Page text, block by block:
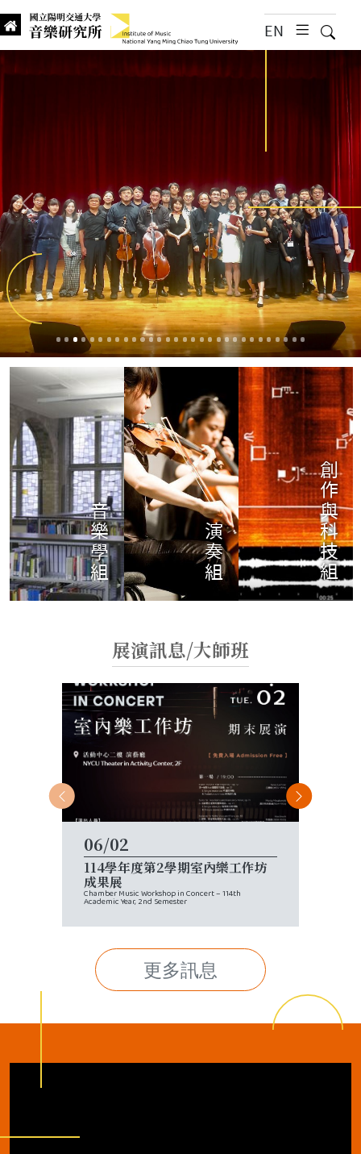
國立陽明交通大學 音樂研究所 Institute of Music, National
EN
漢堡選
:::
首頁
2024年10月音樂所25週年音樂會光復場次大合照
上一 下一
音樂學組 演奏組 創作與科技組
展演訊息/大師班
06/02
114學年度第2學期室內樂工作坊
成果展
Chamber Music Workshop in Concert – 114th
Academic Year, 2nd Semester
上一 下一
更多訊息